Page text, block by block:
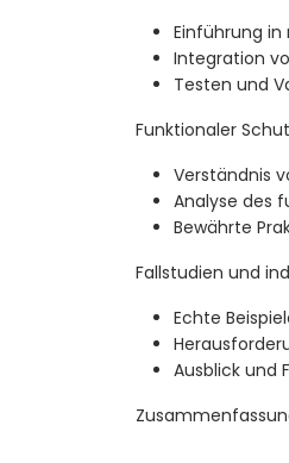
Einführung in
Integration
Testen und
Funktionaler
Verständnis
Analyse des
Bewährte
Fallstudien und
Echte
Ausblick und